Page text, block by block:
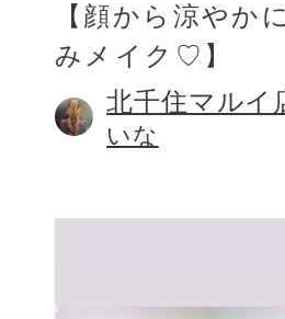
【顔から涼やか
みメイク♡】
北千住マルイ
いな